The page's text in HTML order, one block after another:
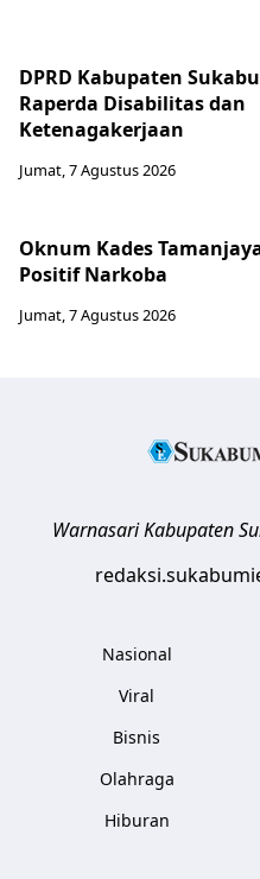
DPRD Kabupaten
Raperda Disabilitas dan
Ketenagakerjaan
Jumat, 7 Agustus 2026
Oknum Kades
Positif Narkoba
Jumat, 7 Agustus 2026
Warnasari Kabupaten
Nasional
Viral
Bisnis
Olahraga
Hiburan